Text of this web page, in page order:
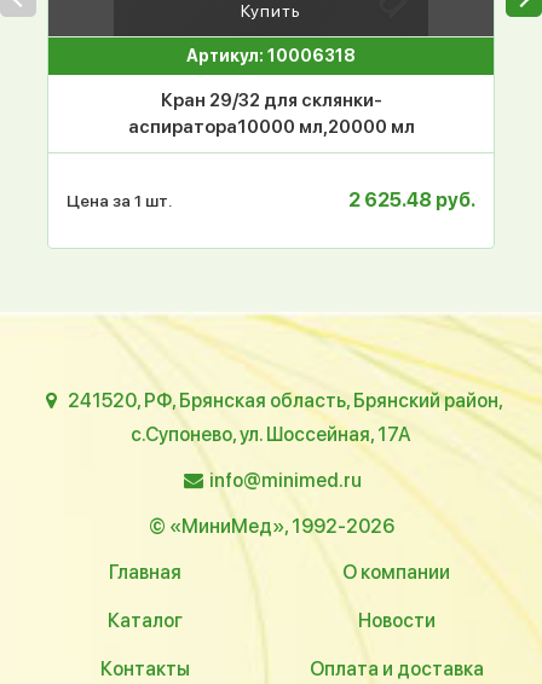
Купить
Артикул: 10006318
Кран 29/32 для склянки-
аспиратора10000 мл,20000 мл
Цена за 1 шт. 2 625.48 руб.
241520, РФ, Брянская область, Брянский район,
с.Супонево, ул. Шоссейная, 17А
info@minimed.ru
© «МиниМед», 1992-2026
Главная
О компании
Каталог Новости
Контакты Оплата и доставка